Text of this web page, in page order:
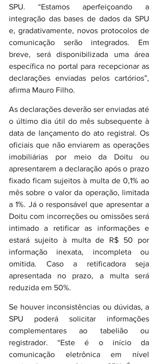
SPU. “Estamos aperfeiçoando a
integração das bases de dados da SPU
e, gradativamente, novos protocolos de
comunicação serão integrados. Em
breve, será disponibilizada uma área
específica no portal para recepcionar as
declarações enviadas pelos cartórios”,
afirma Mauro Filho.
As declarações deverão ser enviadas até
o último dia útil do mês subsequente à
data de lançamento do ato registral. Os
oficiais que não enviarem as operações
imobiliárias por meio da Doitu ou
apresentarem a declaração após o prazo
fixado ficam sujeitos à multa de 0,1% ao
mês sobre o valor da operação, limitada
a 1%. Já o responsável que apresentar a
Doitu com incorreções ou omissões será
intimado a retificar as informações e
estará sujeito à multa de R$ 50 por
informação inexata, incompleta ou
omitida. Caso a retificadora seja
apresentada no prazo, a multa será
reduzida em 50%.
Se houver inconsistências ou dúvidas, a
SPU poderá solicitar informações
complementares ao tabelião ou
registrador. “Este é o início da
comunicação eletrônica em nível